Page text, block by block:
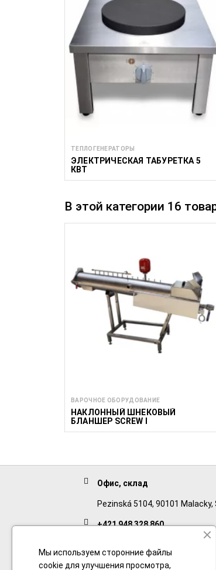
ТЕПЛОГЕНЕРАТОРЫ
ЭЛЕКТРИЧЕСКАЯ ТАБУРЕТКА 5
КВТ
В этой категории 16
ВАРОЧНОЕ ОБОРУДОВАНИЕ
НАКЛОННЫЙ ШНЕКОВЫЙ
БЛАНШЕР SCREW I
Офис, склад
Pezinská 5104, 90101 Malacky,
+421 948 328 860
+421 911 932 091
Мы используем сторонние файлы
cookie для улучшения просмотра,